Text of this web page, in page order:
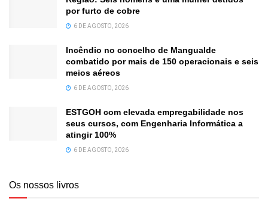
por furto de cobre
6 DE AGOSTO, 2026
Incêndio no concelho de Mangualde
combatido por mais de 150 operacionais e seis
meios aéreos
6 DE AGOSTO, 2026
ESTGOH com elevada empregabilidade nos
seus cursos, com Engenharia Informática a
atingir 100%
6 DE AGOSTO, 2026
Os nossos livros